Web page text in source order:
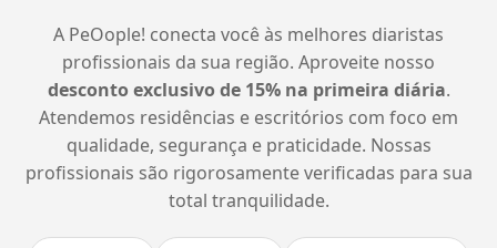
A PeOople! conecta você às melhores diaristas
profissionais da sua região. Aproveite nosso
desconto exclusivo de 15% na primeira diária.
Atendemos residências e escritórios com foco em
qualidade, segurança e praticidade. Nossas
profissionais são rigorosamente verificadas para sua
total tranquilidade.